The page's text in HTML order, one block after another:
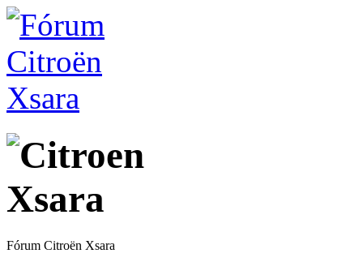
Fórum Citroën Xsara